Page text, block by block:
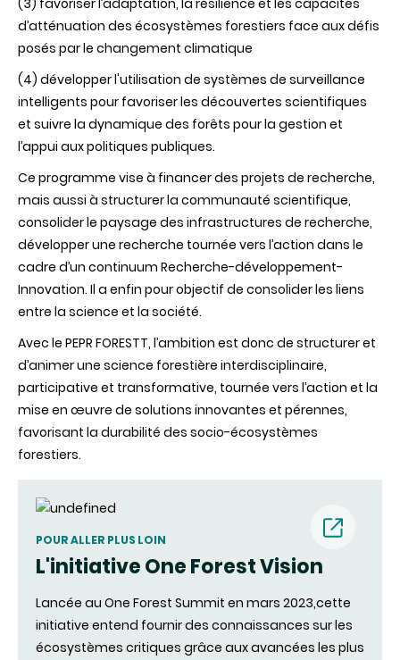
(3) favoriser l’adaptation, la résilience et les capacités
d’atténuation des écosystèmes forestiers face aux défis
posés par le changement climatique
(4) développer l'utilisation de systèmes de surveillance
intelligents pour favoriser les découvertes scientifiques
et suivre la dynamique des forêts pour la gestion et
l’appui aux politiques publiques.
Ce programme vise à financer des projets de recherche,
mais aussi à structurer la communauté scientifique,
consolider le paysage des infrastructures de recherche,
développer une recherche tournée vers l’action dans le
cadre d’un continuum Recherche-développement-
Innovation. Il a enfin pour objectif de consolider les liens
entre la science et la société.
Avec le PEPR FORESTT, l’ambition est donc de structurer et
d’animer une science forestière interdisciplinaire,
participative et transformative, tournée vers l’action et la
mise en œuvre de solutions innovantes et pérennes,
favorisant la durabilité des socio-écosystèmes
forestiers.
POUR ALLER PLUS LOIN
L'initiative One Forest Vision
fenêtre)
Lancée au One Forest Summit en mars 2023,cette
initiative entend fournir des connaissances sur les
écosystèmes critiques grâce aux avancées les plus